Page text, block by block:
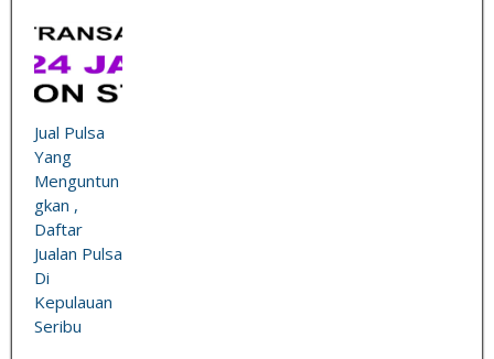
Jual Pulsa
Yang
Menguntun
gkan ,
Daftar
Jualan Pulsa
Di
Kepulauan
Seribu